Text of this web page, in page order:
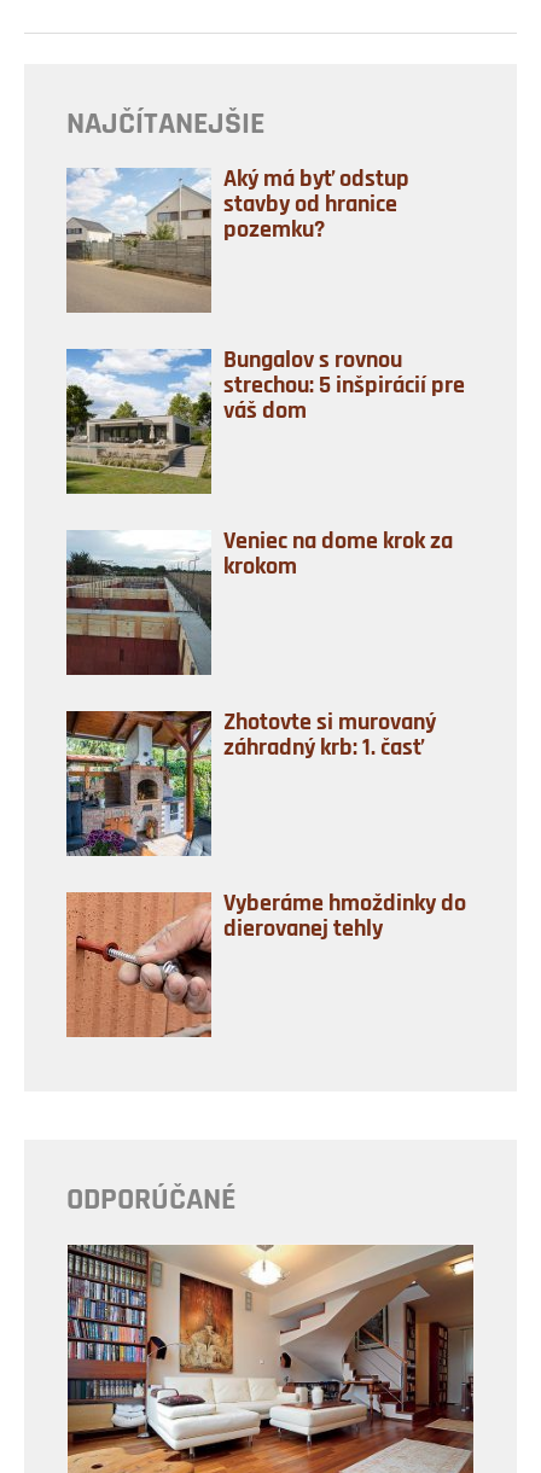
NAJČÍTANEJŠIE
Aký má byť odstup
stavby od hranice
pozemku?
Bungalov s rovnou
strechou: 5 inšpirácií pre
váš dom
Veniec na dome krok za
krokom
Zhotovte si murovaný
záhradný krb: 1. časť
Vyberáme hmoždinky do
dierovanej tehly
ODPORÚČANÉ